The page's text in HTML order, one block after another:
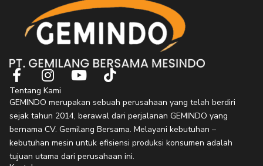
F
a
c
e
b
o
o
I
n
s
t
a
g
r
Y
u
t
u
b
e
T
k
t
o
k
Tentang Kami
GEMINDO merupakan sebuah perusahaan yang telah berdiri
sejak tahun 2014, berawal dari perjalanan GEMINDO yang
bernama CV. Gemilang Bersama. Melayani kebutuhan –
kebutuhan mesin untuk efisiensi produksi konsumen adalah
tujuan utama dari perusahaan ini.